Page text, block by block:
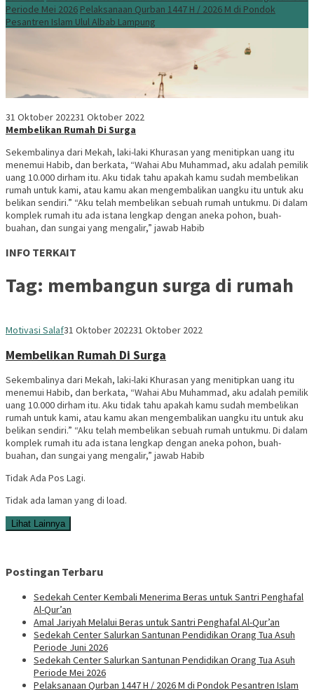
Periode Mei 2026 Pelaksanaan Qurban 1447 H / 2026 M di Pondok
Pesantren Islam Ulul Albab Lampung
31 Oktober 202231 Oktober 2022
Membelikan Rumah Di Surga
Sekembalinya dari Mekah, laki-laki Khurasan yang menitipkan uang itu
menemui Habib, dan berkata, “Wahai Abu Muhammad, aku adalah pemilik
uang 10.000 dirham itu. Aku tidak tahu apakah kamu sudah membelikan
rumah untuk kami, atau kamu akan mengembalikan uangku itu untuk aku
belikan sendiri.” “Aku telah membelikan sebuah rumah untukmu. Di dalam
komplek rumah itu ada istana lengkap dengan aneka pohon, buah-
buahan, dan sungai yang mengalir,” jawab Habib
INFO TERKAIT
Tag: membangun surga di rumah
Motivasi SalafSedekah
31 Oktober 202231 Oktober 2022
Membelikan Rumah Di Surga
Sekembalinya dari Mekah, laki-laki Khurasan yang menitipkan uang itu
menemui Habib, dan berkata, “Wahai Abu Muhammad, aku adalah pemilik
uang 10.000 dirham itu. Aku tidak tahu apakah kamu sudah membelikan
rumah untuk kami, atau kamu akan mengembalikan uangku itu untuk aku
belikan sendiri.” “Aku telah membelikan sebuah rumah untukmu. Di dalam
komplek rumah itu ada istana lengkap dengan aneka pohon, buah-
buahan, dan sungai yang mengalir,” jawab Habib
Tidak Ada Pos Lagi.
Tidak ada laman yang di load.
Lihat Lainnya
Postingan Terbaru
Sedekah Center Kembali Menerima Beras untuk Santri Penghafal
Al-Qur’an
Amal Jariyah Melalui Beras untuk Santri Penghafal Al-Qur’an
Sedekah Center Salurkan Santunan Pendidikan Orang Tua Asuh
Periode Juni 2026
Sedekah Center Salurkan Santunan Pendidikan Orang Tua Asuh
Periode Mei 2026
Pelaksanaan Qurban 1447 H / 2026 M di Pondok Pesantren Islam